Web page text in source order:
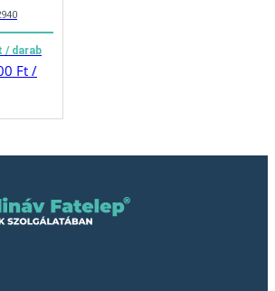
/ darab
Ft /